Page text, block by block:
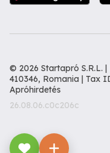
© 2026 Startapró S.R.L.
410346, Romania | Tax
Apróhirdetés
26.08.06.c0c206c